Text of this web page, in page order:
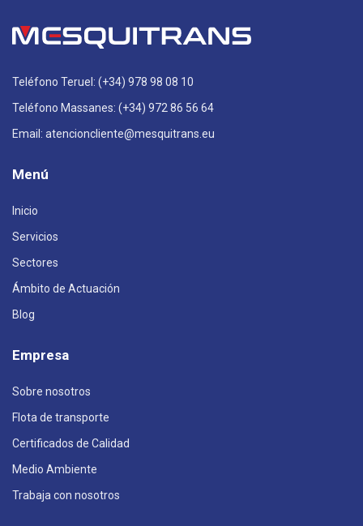
Teléfono Teruel: (+34) 978 98 08 10
Teléfono Massanes: (+34) 972 86 56 64
Email: atencioncliente@mesquitrans.eu
Menú
Inicio
Servicios
Sectores
Ámbito de Actuación
Blog
Empresa
Sobre nosotros
Flota de transporte
Certificados de Calidad
Medio Ambiente
Trabaja con nosotros